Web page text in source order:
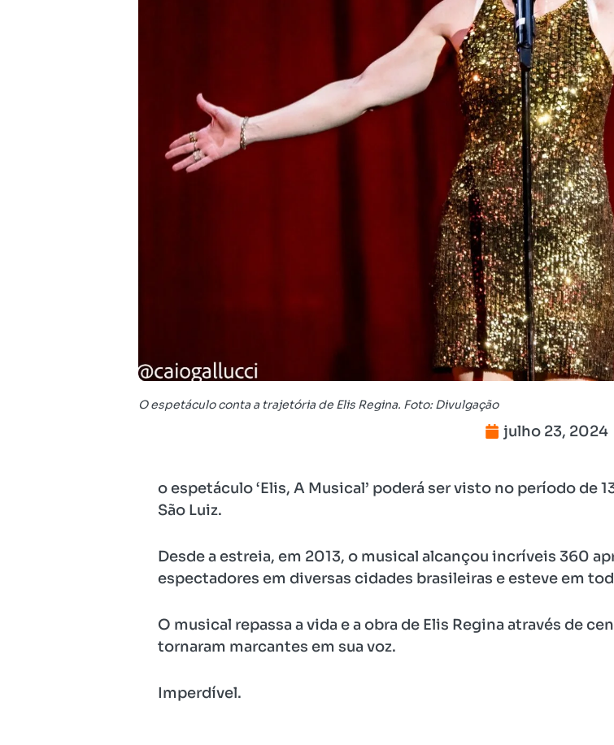
O espetáculo conta a trajetória de Elis Regina. Foto: Divulgação
julho 23, 2024
o espetáculo ‘Elis, A Musical’ poderá ser visto no período de
São Luiz.
Desde a estreia, em 2013, o musical alcançou incríveis 360
espectadores em diversas cidades brasileiras e esteve em
O musical repassa a vida e a obra de Elis Regina através de
tornaram marcantes em sua voz.
Imperdível.